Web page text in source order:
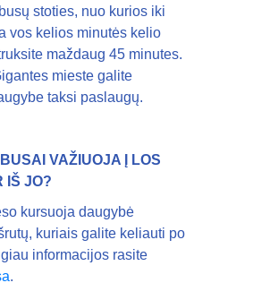
stoties, nuo kurios iki
vos kelios minutės kelio
maždaug 45 minutes.
mieste galite
taksi paslaugų.
VAŽIUOJA Į LOS
IŠ JO?
kursuoja daugybė
kuriais galite keliauti po
informacijos rasite
.